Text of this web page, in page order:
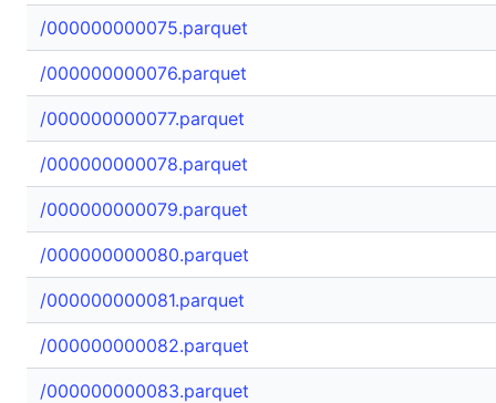
/000000000075.parquet
/000000000076.parquet
/000000000077.parquet
/000000000078.parquet
/000000000079.parquet
/000000000080.parquet
/000000000081.parquet
/000000000082.parquet
/000000000083.parquet